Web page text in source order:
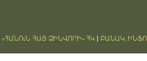
«ՀԱՆՈւՆ ՀԱՅ ԶԻՆՎՈՐԻ» ՀԿ ԲԱՆԱԿ․ԻՆՖՈ